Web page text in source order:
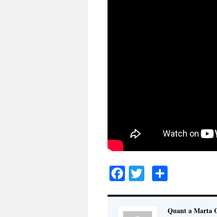
Facebook
Twitter
Quant a Marta